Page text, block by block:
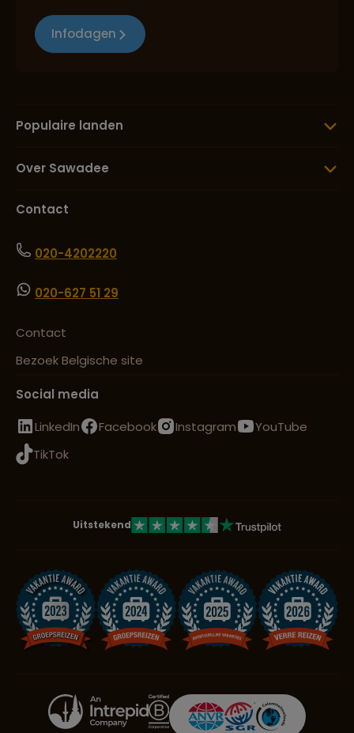
Infodagen
Populaire landen
Over Sawadee
Contact
020-4202220
020-627 51 29
Contact
Bezoek Belgische site
Social media
LinkedIn
Facebook Instagram
YouTube
TikTok
Uitstekend